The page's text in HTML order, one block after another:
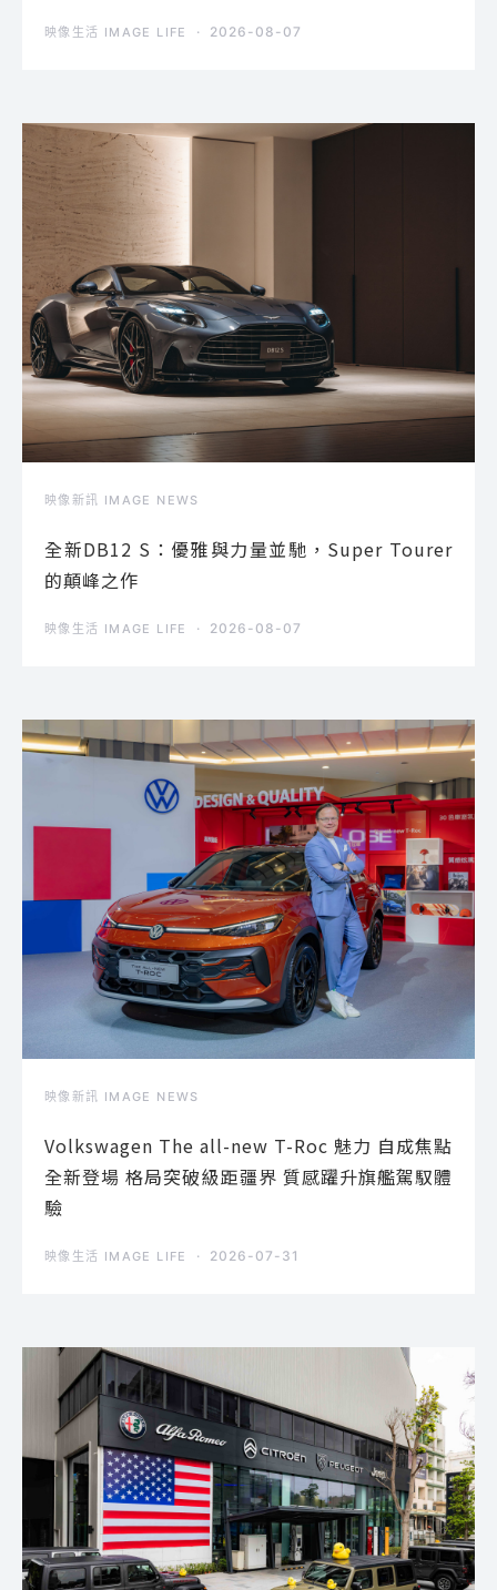
映像生活 IMAGE LIFE 2026-08-07
映像新訊 IMAGE NEWS
全新DB12 S：優雅與力量並馳，Super Tourer
的顛峰之作
映像生活 IMAGE LIFE 2026-08-07
映像新訊 IMAGE NEWS
Volkswagen The all-new T-Roc 魅力 自成焦點
全新登場 格局突破級距疆界 質感躍升旗艦駕馭體
驗
映像生活 IMAGE LIFE 2026-07-31